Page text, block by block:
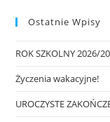
Ostatnie Wpisy
ROK SZKOLNY 2026/
Życzenia wakacyjne!
UROCZYSTE